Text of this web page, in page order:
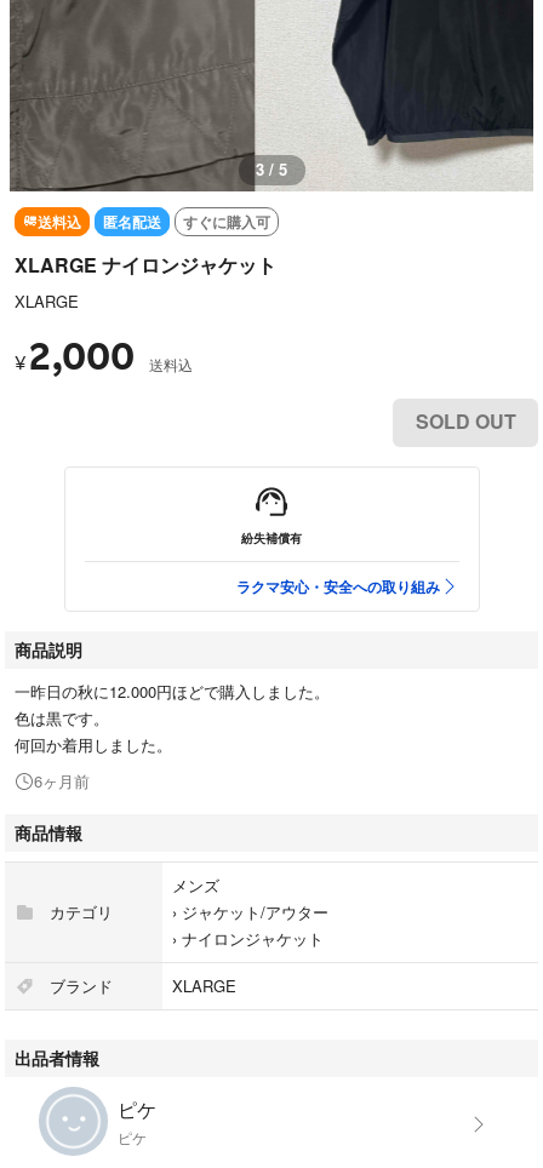
3 / 5
送料込 匿名配送 すぐに購入可
XLARGE ナイロンジャケット
XLARGE
¥ 2,000 送料込
SOLD OUT
紛失補償有
ラクマ安心・安全への取り組み
商品説明
一昨日の秋に12.000円ほどで購入しました。
色は黒です。
何回か着用しました。
6ヶ月前
商品情報
カテゴリ
メンズ
› ジャケット/アウター
› ナイロンジャケット
ブランド XLARGE
出品者情報
ピケ
ピケ